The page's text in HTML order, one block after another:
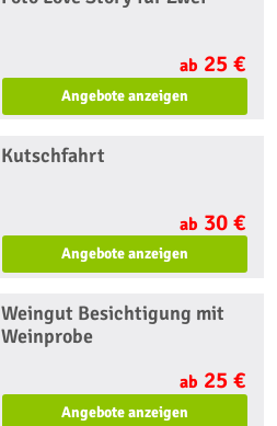
ab 25 €
Angebote anzeigen
Kutschfahrt
ab 30 €
Angebote anzeigen
Weingut Besichtigung mit
Weinprobe
ab 25 €
Angebote anzeigen